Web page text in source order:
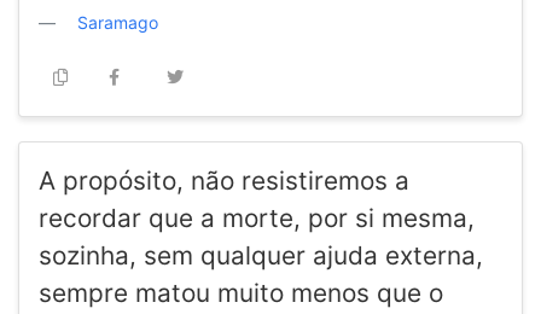
Saramago
A propósito, não resistiremos a
recordar que a morte, por si mesma,
sozinha, sem qualquer ajuda externa,
sempre matou muito menos que o